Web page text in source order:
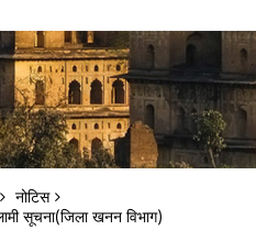
नोटिस
सूचना(जिला खनन विभाग)